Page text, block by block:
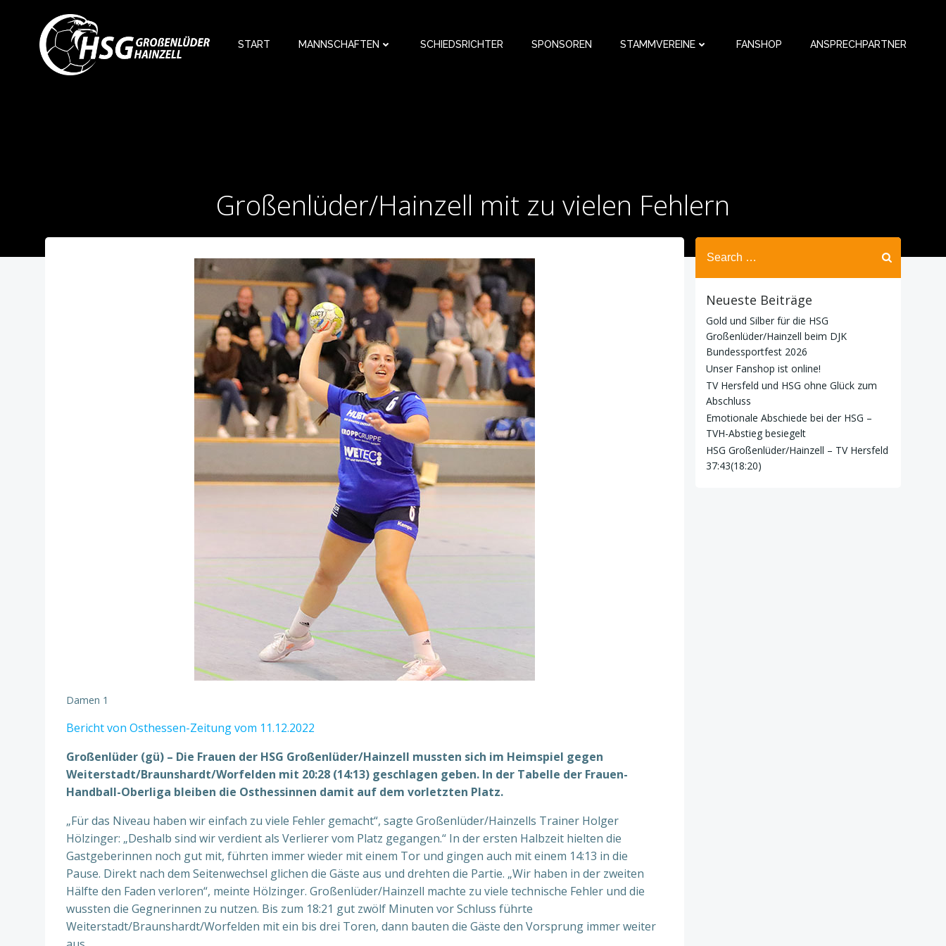
springen
START MANNSCHAFTEN SCHIEDSRICHTER SPONSOREN STAMMVEREINE FANSHOP ANSPRECHPARTNER
Großenlüder/Hainzell mit zu vielen Fehlern
Damen 1
Bericht von Osthessen-Zeitung vom 11.12.2022
Großenlüder (gü) – Die Frauen der HSG Großenlüder/Hainzell mussten sich im Heimspiel gegen
Weiterstadt/Braunshardt/Worfelden mit 20:28 (14:13) geschlagen geben. In der Tabelle der Frauen-
Handball-Oberliga bleiben die Osthessinnen damit auf dem vorletzten Platz.
„Für das Niveau haben wir einfach zu viele Fehler gemacht“, sagte Großenlüder/Hainzells Trainer Holger
Hölzinger: „Deshalb sind wir verdient als Verlierer vom Platz gegangen.“ In der ersten Halbzeit hielten die
Gastgeberinnen noch gut mit, führten immer wieder mit einem Tor und gingen auch mit einem 14:13 in die
Pause. Direkt nach dem Seitenwechsel glichen die Gäste aus und drehten die Partie. „Wir haben in der zweiten
Hälfte den Faden verloren“, meinte Hölzinger. Großenlüder/Hainzell machte zu viele technische Fehler und die
wussten die Gegnerinnen zu nutzen. Bis zum 18:21 gut zwölf Minuten vor Schluss führte
Weiterstadt/Braunshardt/Worfelden mit ein bis drei Toren, dann bauten die Gäste den Vorsprung immer weiter
Search
for:
Neueste Beiträge
Gold und Silber für die HSG
Großenlüder/Hainzell beim DJK
Bundessportfest 2026
Unser Fanshop ist online!
TV Hersfeld und HSG ohne Glück zum
Abschluss
Emotionale Abschiede bei der HSG –
TVH-Abstieg besiegelt
HSG Großenlüder/Hainzell – TV Hersfeld
37:43(18:20)